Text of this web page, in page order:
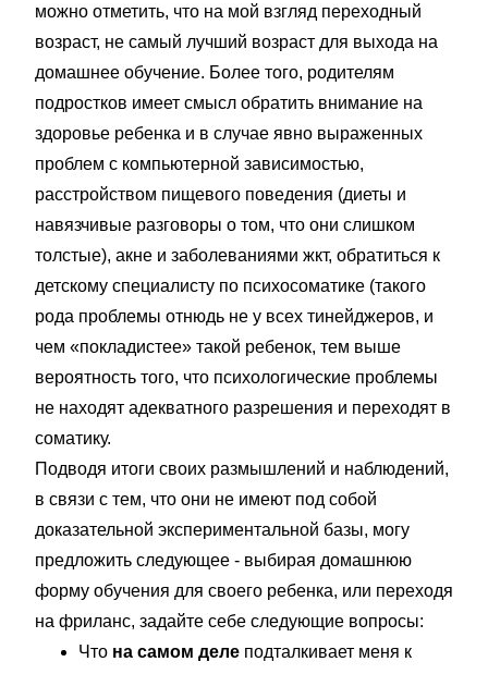
можно отметить, что на мой взгляд переходный
возраст, не самый лучший возраст для выхода на
домашнее обучение. Более того, родителям
подростков имеет смысл обратить внимание на
здоровье ребенка и в случае явно выраженных
проблем с компьютерной зависимостью,
расстройством пищевого поведения (диеты и
навязчивые разговоры о том, что они слишком
толстые), акне и заболеваниями жкт, обратиться к
детскому специалисту по психосоматике (такого
рода проблемы отнюдь не у всех тинейджеров, и
чем «покладистее» такой ребенок, тем выше
вероятность того, что психологические проблемы
не находят адекватного разрешения и переходят в
соматику.
Подводя итоги своих размышлений и наблюдений,
в связи с тем, что они не имеют под собой
доказательной экспериментальной базы, могу
предложить следующее - выбирая домашнюю
форму обучения для своего ребенка, или переходя
на фриланс, задайте себе следующие вопросы:
Что на самом деле подталкивает меня к